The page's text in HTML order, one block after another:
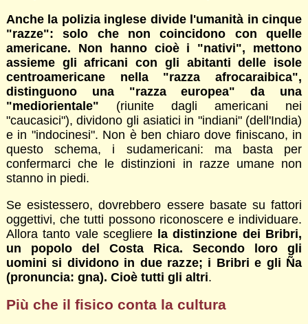
Anche la polizia inglese divide l'umanità in cinque
"razze": solo che non coincidono con quelle
americane. Non hanno cioè i "nativi", mettono
assieme gli africani con gli abitanti delle isole
centroamericane nella "razza afrocaraibica",
distinguono una "razza europea" da una
"mediorientale" (riunite dagli americani nei
"caucasici"), dividono gli asiatici in "indiani" (dell'India)
e in "indocinesi". Non è ben chiaro dove finiscano, in
questo schema, i sudamericani: ma basta per
confermarci che le distinzioni in razze umane non
stanno in piedi.
Se esistessero, dovrebbero essere basate su fattori
oggettivi, che tutti possono riconoscere e individuare.
Allora tanto vale scegliere la distinzione dei Bribri,
un popolo del Costa Rica. Secondo loro gli
uomini si dividono in due razze; i Bribri e gli Ña
(pronuncia: gna). Cioè tutti gli altri.
Più che il fisico conta la cultura